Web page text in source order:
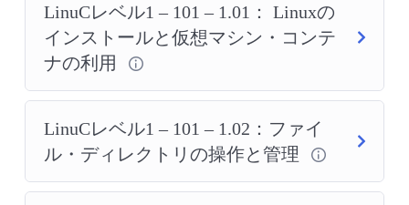
LinuCレベル1 – 101 – 1.01： Linuxの
インストールと仮想マシン・コンテ
ナの利用
LinuCレベル1 – 101 – 1.02：ファイ
ル・ディレクトリの操作と管理